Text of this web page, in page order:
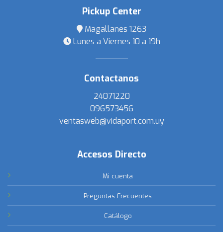
Pickup Center
Magallanes 1263
Lunes a Viernes 10 a 19h
Contactanos
24071220
096573456
ventasweb@vidaport.com.uy
Accesos Directo
Mi cuenta
Preguntas Frecuentes
Catálogo